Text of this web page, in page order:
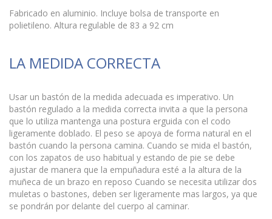
Fabricado en aluminio. Incluye bolsa de transporte en
polietileno. Altura regulable de 83 a 92 cm
LA MEDIDA CORRECTA
Usar un bastón de la medida adecuada es imperativo. Un
bastón regulado a la medida correcta invita a que la persona
que lo utiliza mantenga una postura erguida con el codo
ligeramente doblado. El peso se apoya de forma natural en el
bastón cuando la persona camina. Cuando se mida el bastón,
con los zapatos de uso habitual y estando de pie se debe
ajustar de manera que la empuñadura esté a la altura de la
muñeca de un brazo en reposo Cuando se necesita utilizar dos
muletas o bastones, deben ser ligeramente mas largos, ya que
se pondrán por delante del cuerpo al caminar.